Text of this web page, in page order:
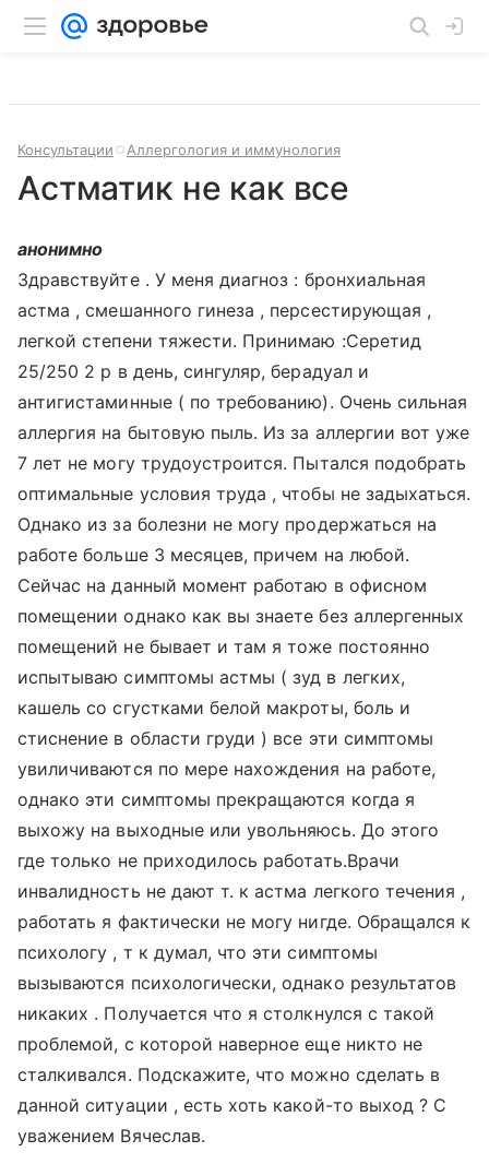
Консультации Аллергология и иммунология
Астматик не как все
анонимно
Здравствуйте . У меня диагноз : бронхиальная
астма , смешанного гинеза , персестирующая ,
легкой степени тяжести. Принимаю :Серетид
25/250 2 р в день, сингуляр, берадуал и
антигистаминные ( по требованию). Очень сильная
аллергия на бытовую пыль. Из за аллергии вот уже
7 лет не могу трудоустроится. Пытался подобрать
оптимальные условия труда , чтобы не задыхаться.
Однако из за болезни не могу продержаться на
работе больше 3 месяцев, причем на любой.
Сейчас на данный момент работаю в офисном
помещении однако как вы знаете без аллергенных
помещений не бывает и там я тоже постоянно
испытываю симптомы астмы ( зуд в легких,
кашель со сгустками белой макроты, боль и
стиснение в области груди ) все эти симптомы
увиличиваются по мере нахождения на работе,
однако эти симптомы прекращаются когда я
выхожу на выходные или увольняюсь. До этого
где только не приходилось работать.Врачи
инвалидность не дают т. к астма легкого течения ,
работать я фактически не могу нигде. Обращался к
психологу , т к думал, что эти симптомы
вызываются психологически, однако результатов
никаких . Получается что я столкнулся с такой
проблемой, с которой наверное еще никто не
сталкивался. Подскажите, что можно сделать в
данной ситуации , есть хоть какой-то выход ? С
уважением Вячеслав.